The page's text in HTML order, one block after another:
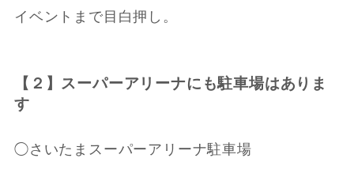
イベントまで目白押し。
【２】スーパーアリーナにも駐車場はありま
す
◯さいたまスーパーアリーナ駐車場